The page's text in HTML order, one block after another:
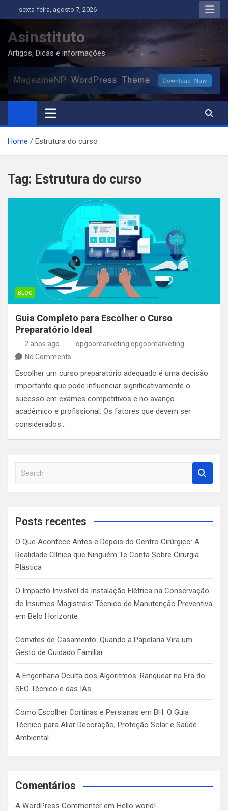
to
content
sexta-feira, agosto 7, 2026
Asinstituto
Artigos, Dicas e informações
Home Estrutura do curso
Tag: Estrutura do curso
BLOG
Guia Completo para Escolher o Curso
Preparatório Ideal
2 anos ago
opgoomarketing opgoomarketing
No Comments
Escolher um curso preparatório adequado é uma decisão
importante que pode influenciar significativamente o
sucesso em exames competitivos e no avanço
acadêmico e profissional. Os fatores que devem ser
considerados…
a
c
Posts recentes
O Que Acontece Antes e Depois do Centro Cirúrgico: A
Realidade Clínica que Ninguém Te Conta Sobre Cirurgia
Plástica
O Impacto Invisível da Instalação Elétrica na Conservação
de Insumos Magistrais: Técnico de Manutenção Preventiva
em Belo Horizonte
Convites de Casamento: Quando a Papelaria Vira um
Gesto de Cuidado Familiar
A Engenharia Oculta dos Algoritmos: Ranquear na Era do
SEO Técnico e das IAs
Como Escolher Cortinas e Persianas em BH: O Guia
Técnico para Aliar Decoração, Proteção Solar e Saúde
Ambiental
Comentários
A WordPress Commenter em Hello world!